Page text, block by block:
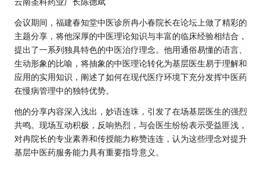
会议期间，福建春知堂中医诊所冉小春院长在论坛上做了精彩的
主题分享，将他深厚的中医理论知识与丰富的临床经验相结合，
提出了一系列独具特色的中医治疗理念。他用通俗易懂的语言、
生动形象的比喻，将抽象的中医理论转化为基层医生易于理解和
应用的实用知识，阐述了如何在现代医疗环境下充分发挥中医药
在慢病管理中的独特优势。
他的分享内容深入浅出，妙语连珠，引发了在场基层医生的强烈
共鸣。现场互动积极，反响热烈，与会医生纷纷表示受益匪浅，
对冉院长的专业素养和传授能力称赞连连，认为这些理念对提升
基层中医药服务能力具有重要指导意义。